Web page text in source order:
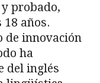
probado,
años.
de innovación
ha
del inglés